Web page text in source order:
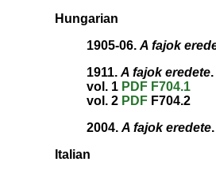
Hungarian
1905-06.A fajok
1911.A fajok eredete.
vol. 1 PDF F704.1
vol. 2 PDF F704.2
2004.A fajok eredete.
Italian